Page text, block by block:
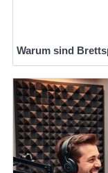
Warum sind